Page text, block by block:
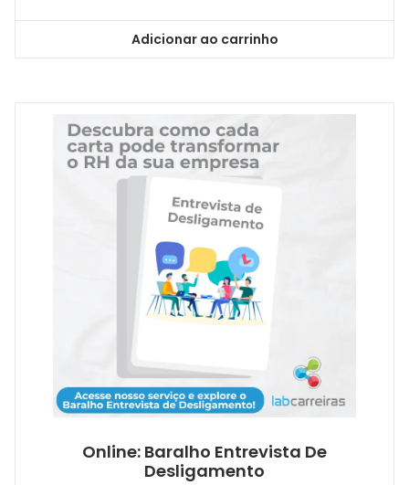
Adicionar ao carrinho
Online: Baralho Entrevista De
Desligamento